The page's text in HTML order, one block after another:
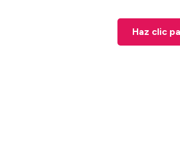
Haz clic